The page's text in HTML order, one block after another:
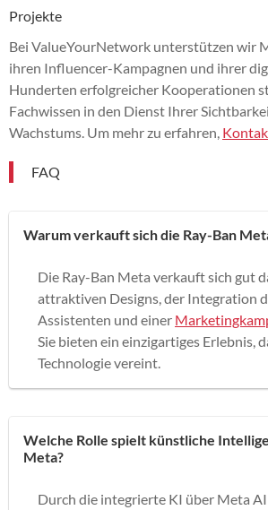
Projekte
Bei ValueYourNetwork unterstützen wir
ihren Influencer-Kampagnen und ihrer
Hunderten erfolgreicher Kooperationen
Fachwissen in den Dienst Ihrer
Wachstums. Um mehr zu erfahren,
FAQ
Warum verkauft sich die Ray-Ban
Die Ray-Ban Meta verkauft sich gut
attraktiven Designs, der Integration
Assistenten und einer
Sie bieten ein einzigartiges Erlebnis,
Technologie vereint.
Welche Rolle spielt künstliche
Meta?
Durch die integrierte KI über Meta